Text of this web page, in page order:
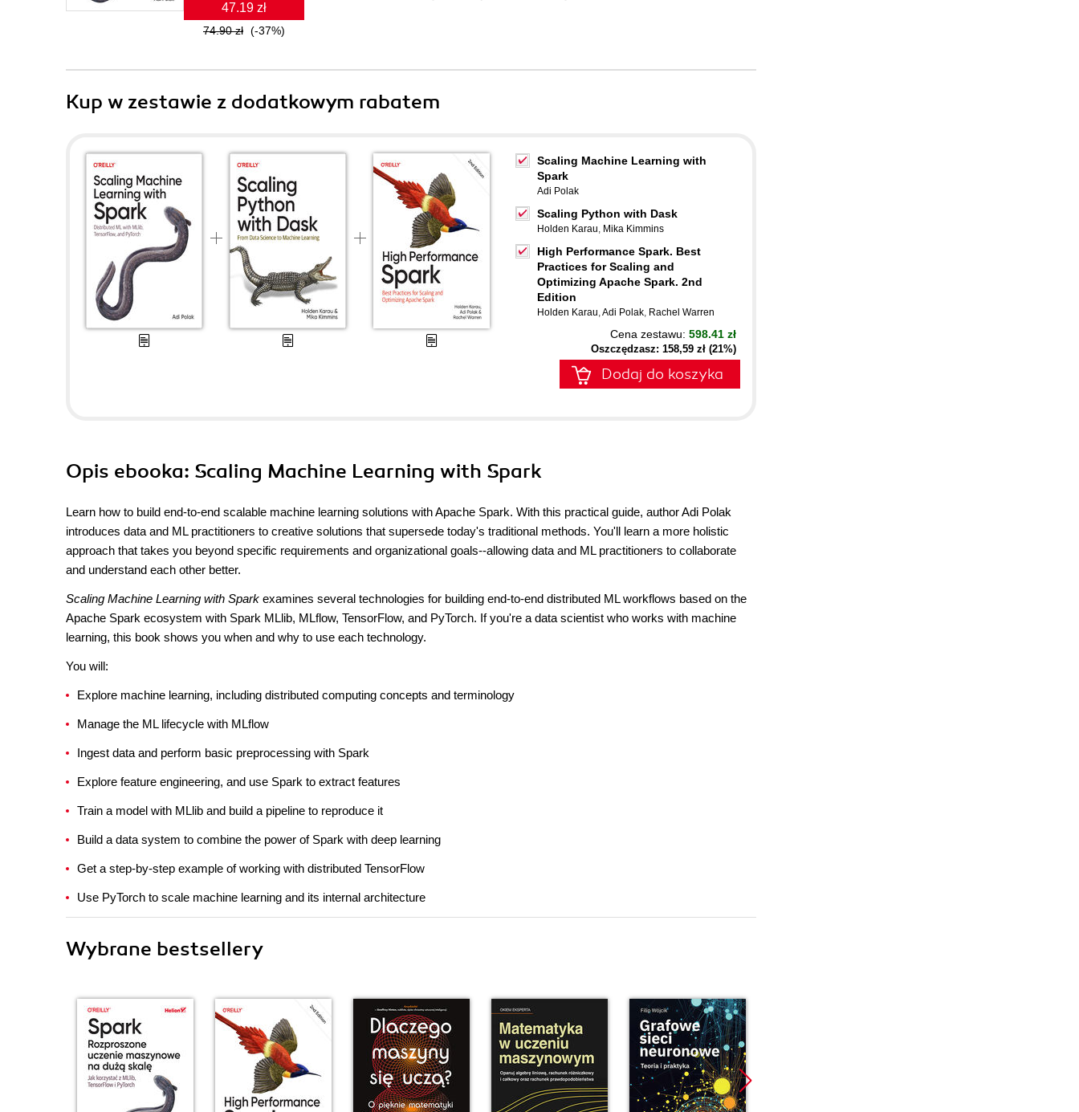
47.19 zł
74.90 zł (-37%)
Kup w zestawie z dodatkowym rabatem
Scaling Machine Learning with
Spark
Adi Polak
Scaling Python with Dask
Holden Karau, Mika Kimmins
High Performance Spark. Best
Practices for Scaling and
Optimizing Apache Spark. 2nd
Edition
Holden Karau,Adi Polak, Rachel Warren
Cena zestawu: 598.41 zł
Oszczędzasz: 158,59 zł (21%)
Dodaj do koszyka
Opis ebooka: Scaling Machine Learning with Spark
Learn how to build end-to-end scalable machine learning solutions with Apache Spark. With this practical guide, author Adi Polak
introduces data and ML practitioners to creative solutions that supersede today's traditional methods. You'll learn a more holistic
approach that takes you beyond specific requirements and organizational goals--allowing data and ML practitioners to collaborate
and understand each other better.
Scaling Machine Learning with Spark examines several technologies for building end-to-end distributed ML workflows based on the
Apache Spark ecosystem with Spark MLlib, MLflow, TensorFlow, and PyTorch. If you're a data scientist who works with machine
learning, this book shows you when and why to use each technology.
You will:
Explore machine learning, including distributed computing concepts and terminology
Manage the ML lifecycle with MLflow
Ingest data and perform basic preprocessing with Spark
Explore feature engineering, and use Spark to extract features
Train a model with MLlib and build a pipeline to reproduce it
Build a data system to combine the power of Spark with deep learning
Get a step-by-step example of working with distributed TensorFlow
Use PyTorch to scale machine learning and its internal architecture
Wybrane bestsellery